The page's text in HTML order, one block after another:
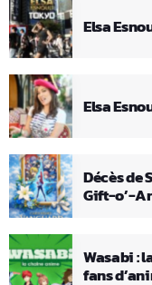
Elsa
Elsa
Décès de
Gift-o’-
Wasabi :
fans